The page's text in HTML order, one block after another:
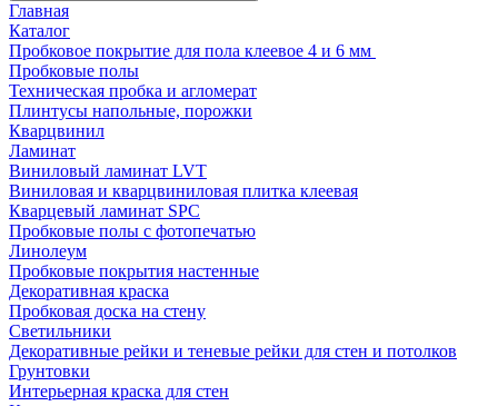
Главная
Каталог
Пробковое покрытие для пола клеевое 4 и 6 мм
Пробковые полы
Техническая пробка и агломерат
Плинтусы напольные, порожки
Кварцвинил
Ламинат
Виниловый ламинат LVT
Виниловая и кварцвиниловая плитка клеевая
Кварцевый ламинат SPC
Пробковые полы с фотопечатью
Линолеум
Пробковые покрытия настенные
Декоративная краска
Пробковая доска на стену
Светильники
Декоративные рейки и теневые рейки для стен и потолков
Грунтовки
Интерьерная краска для стен